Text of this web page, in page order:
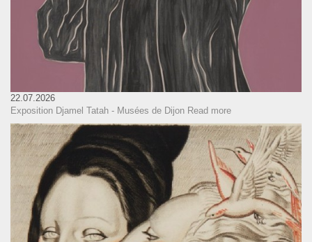
22.07.2026
Exposition Djamel Tatah - Musées de Dijon Read more